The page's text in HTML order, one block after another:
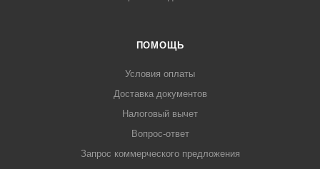
ПОМОЩЬ
Условия оплаты
Доставка документов
Налоговый вычет
Вопрос-ответ
Запрос коммерческого предложения